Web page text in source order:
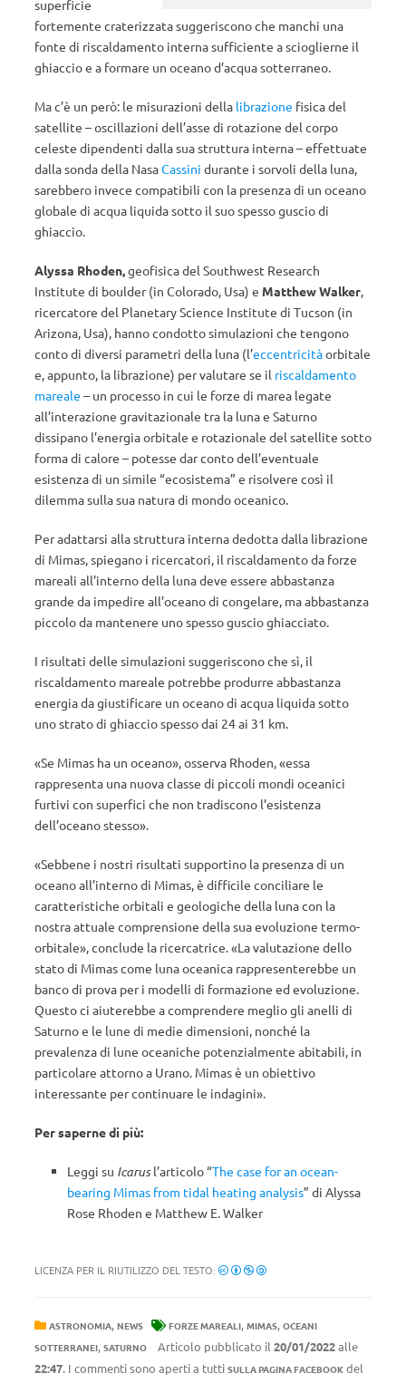
superficie
fortemente craterizzata suggeriscono che manchi una
fonte di riscaldamento interna sufficiente a scioglierne il
ghiaccio e a formare un oceano d’acqua sotterraneo.
Ma c’è un però: le misurazioni della librazione fisica del
satellite – oscillazioni dell’asse di rotazione del corpo
celeste dipendenti dalla sua struttura interna – effettuate
dalla sonda della NasaCassini durante i sorvoli della luna,
sarebbero invece compatibili con la presenza di un oceano
globale di acqua liquida sotto il suo spesso guscio di
ghiaccio.
Alyssa Rhoden,geofisica del Southwest Research
Institute di boulder (in Colorado, Usa) e MatthewWalker,
ricercatore del Planetary Science Institute di Tucson (in
Arizona, Usa), hanno condotto simulazioni che tengono
conto di diversi parametri della luna (l’eccentricitàorbitale
e, appunto, la librazione) per valutare se il riscaldamento
mareale – un processo in cui le forze di marea legate
all’interazione gravitazionale tra la luna e Saturno
dissipano l’energia orbitale e rotazionale del satellite sotto
forma di calore – potesse dar conto dell’eventuale
esistenza di un simile “ecosistema” e risolvere così il
dilemma sulla sua natura di mondo oceanico.
Per adattarsi alla struttura interna dedotta dalla librazione
di Mimas, spiegano i ricercatori, il riscaldamento da forze
mareali all’interno della luna deve essere abbastanza
grande da impedire all’oceano di congelare, ma abbastanza
piccolo da mantenere uno spesso guscio ghiacciato.
I risultati delle simulazioni suggeriscono che sì, il
riscaldamento mareale potrebbe produrre abbastanza
energia da giustificare un oceano di acqua liquida sotto
uno strato di ghiaccio spesso dai 24 ai 31 km.
«Se Mimas ha un oceano», osserva Rhoden, «essa
rappresenta una nuova classe di piccoli mondi oceanici
furtivi con superfici che non tradiscono l’esistenza
dell’oceano stesso».
«Sebbene i nostri risultati supportino la presenza di un
oceano all’interno di Mimas, è difficile conciliare le
caratteristiche orbitali e geologiche della luna con la
nostra attuale comprensione della sua evoluzione termo-
orbitale», conclude la ricercatrice. «La valutazione dello
stato di Mimas come luna oceanica rappresenterebbe un
banco di prova per i modelli di formazione ed evoluzione.
Questo ci aiuterebbe a comprendere meglio gli anelli di
Saturno e le lune di medie dimensioni, nonché la
prevalenza di lune oceaniche potenzialmente abitabili, in
particolare attorno a Urano. Mimas è un obiettivo
interessante per continuare le indagini».
Per saperne di più:
Leggi su Icarusl’articolo “The case for an ocean-
bearing Mimas from tidal heating analysis” di Alyssa
Rose Rhoden e Matthew E.Walker
LICENZA PER IL RIUTILIZZO DEL TESTO:
ASTRONOMIA, NEWS FORZE MAREALI, MIMAS, OCEANI
SOTTERRANEI, SATURNO Articolo pubblicato il 20/01/2022alle
22:47. I commenti sono aperti a tutti SULLA PAGINA FACEBOOK del